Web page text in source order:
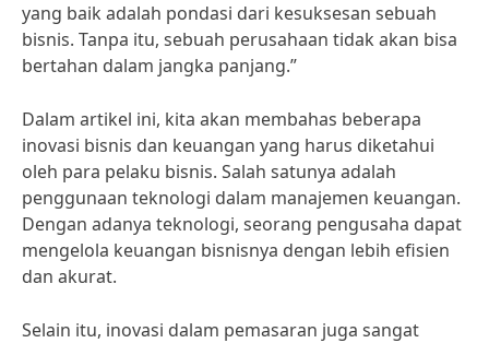
yang baik adalah pondasi dari kesuksesan sebuah
bisnis. Tanpa itu, sebuah perusahaan tidak akan bisa
bertahan dalam jangka panjang.”
Dalam artikel ini, kita akan membahas beberapa
inovasi bisnis dan keuangan yang harus diketahui
oleh para pelaku bisnis. Salah satunya adalah
penggunaan teknologi dalam manajemen keuangan.
Dengan adanya teknologi, seorang pengusaha dapat
mengelola keuangan bisnisnya dengan lebih efisien
dan akurat.
Selain itu, inovasi dalam pemasaran juga sangat